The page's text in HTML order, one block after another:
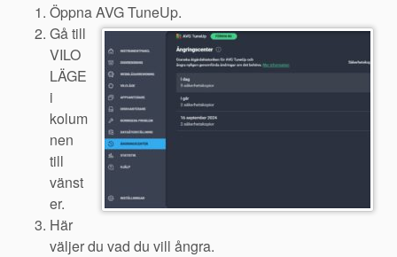
Öppna AVG TuneUp.
Gå till
VILO
LÄGE
i
kolum
nen
till
vänst
er.
Här
väljer du vad du vill ångra.